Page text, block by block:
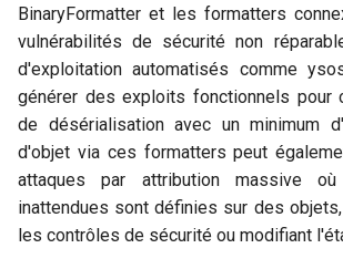
BinaryFormatter et les formatters
vulnérabilités de sécurité non
d'exploitation automatisés comme
générer des exploits fonctionnels pour
de désérialisation avec un minimum
d'objet via ces formatters peut
attaques par attribution massive
inattendues sont définies sur des
les contrôles de sécurité ou modifiant